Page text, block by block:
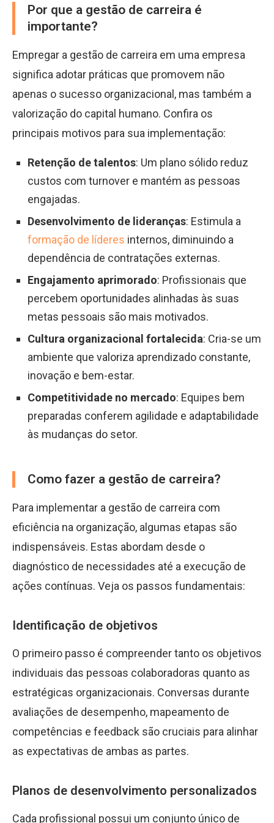
Por que a gestão de carreira é
importante?
Empregar a gestão de carreira em uma empresa
significa adotar práticas que promovem não
apenas o sucesso organizacional, mas também a
valorização do capital humano. Confira os
principais motivos para sua implementação:
Retenção de talentos: Um plano sólido reduz
custos com turnover e mantém as pessoas
engajadas.
Desenvolvimento de lideranças: Estimula a
formação de líderes internos, diminuindo a
dependência de contratações externas.
Engajamento aprimorado: Profissionais que
percebem oportunidades alinhadas às suas
metas pessoais são mais motivados.
Cultura organizacional fortalecida: Cria-se um
ambiente que valoriza aprendizado constante,
inovação e bem-estar.
Competitividade no mercado: Equipes bem
preparadas conferem agilidade e adaptabilidade
às mudanças do setor.
Como fazer a gestão de carreira?
Para implementar a gestão de carreira com
eficiência na organização, algumas etapas são
indispensáveis. Estas abordam desde o
diagnóstico de necessidades até a execução de
ações contínuas. Veja os passos fundamentais:
Identificação de objetivos
O primeiro passo é compreender tanto os objetivos
individuais das pessoas colaboradoras quanto as
estratégicas organizacionais. Conversas durante
avaliações de desempenho, mapeamento de
competências e feedback são cruciais para alinhar
as expectativas de ambas as partes.
Planos de desenvolvimento personalizados
Cada profissional possui um conjunto único de